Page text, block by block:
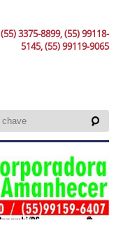
(55) 3375-8899, (55) 99118-
5145, (55) 99119-9065